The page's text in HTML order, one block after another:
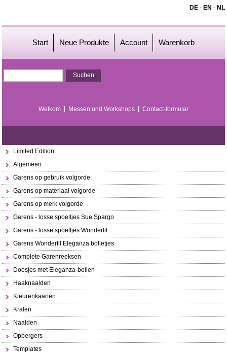
DE- EN - NL
Start Neue Produkte Account Warenkorb
Welkom Messen und Workshops Contact-formular
Limited Edition
Algemeen
Garens op gebruik volgorde
Garens op materiaal volgorde
Garens op merk volgorde
Garens - losse spoeltjes Sue Spargo
Garens - losse spoeltjes Wonderfil
Garens Wonderfil Eleganza bolletjes
Complete Garenreeksen
Doosjes met Eleganza-bollen
Haaknaalden
Kleurenkaarten
Kralen
Naalden
Opbergers
Templates